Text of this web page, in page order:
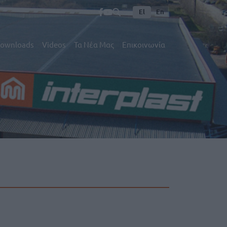
El En
Videos Τα Νέα Μας Επικοινωνία